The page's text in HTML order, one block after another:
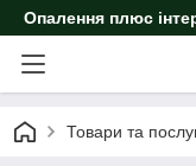
Опалення плюс
Товари та